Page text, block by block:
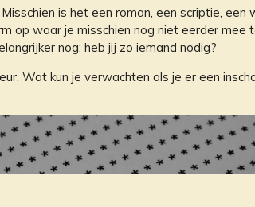
is het een roman, een scriptie,
op waar je misschien nog niet eerder mee
nog: heb jij zo iemand nodig?
Wat kun je verwachten als je er een